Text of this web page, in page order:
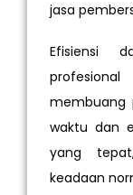
jasa
Efisiensi
membuang
waktu dan
yang
keadaan